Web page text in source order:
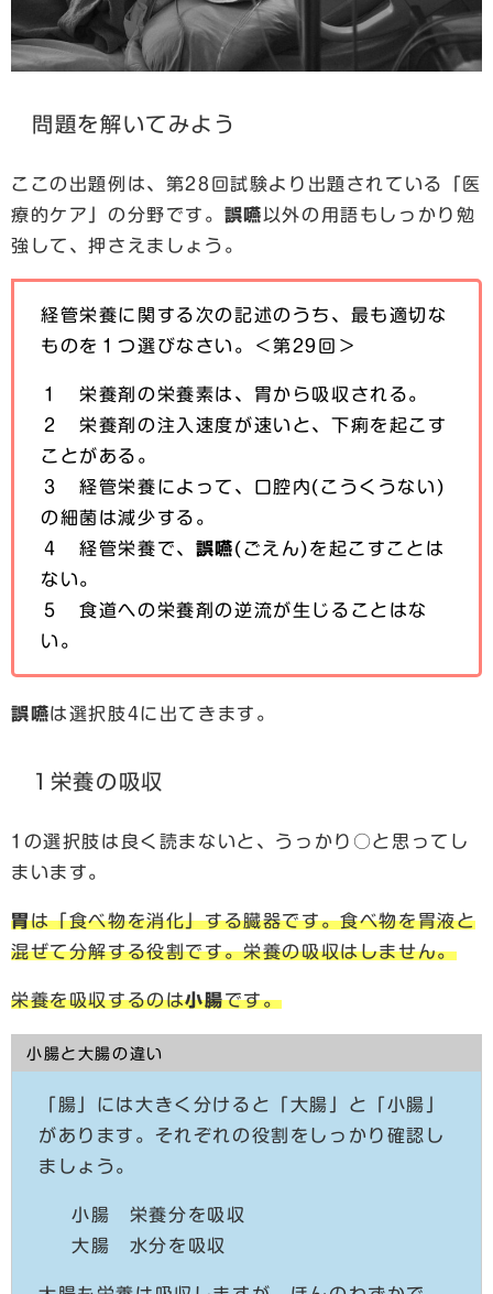
問題を解いてみよう
ここの出題例は、第28回試験より出題されている「医
療的ケア」の分野です。 誤嚥 以外の用語もしっかり勉
強して、押さえましょう。
経管栄養に関する次の記述のうち、最も適切な
ものを１つ選びなさい。＜第29回＞
１ 栄養剤の栄養素は、胃から吸収される。
２ 栄養剤の注入速度が速いと、下痢を起こす
ことがある。
３ 経管栄養によって、口腔内(こうくうない)
の細菌は減少する。
４ 経管栄養で、 誤嚥(ごえん)を起こすことは
ない。
５ 食道への栄養剤の逆流が生じることはな
い。
誤嚥は選択肢4に出てきます。
1栄養の吸収
1の選択肢は良く読まないと、うっかり○と思ってし
まいます。
胃は「食べ物を消化」する臓器です。食べ物を胃液と
混ぜて分解する役割です。栄養の吸収はしません。
栄養を吸収するのは小腸です。
小腸と大腸の違い
「腸」には大きく分けると「大腸」と「小腸」
があります。それぞれの役割をしっかり確認し
ましょう。
小腸 栄養分を吸収
大腸 水分を吸収